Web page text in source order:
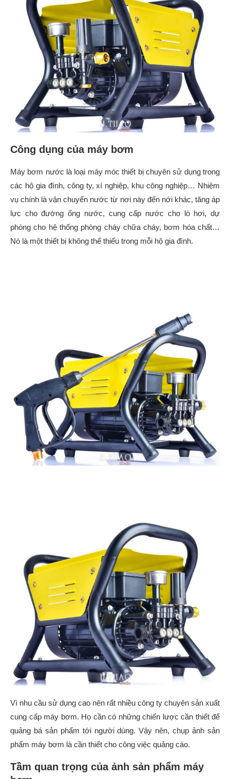
Công dụng của máy bơm
Máy bơm nước là loại máy móc thiết bị chuyên sử dụng trong
các hộ gia đình, công ty, xí nghiệp, khu công nghiệp… Nhiệm
vụ chính là vận chuyển nước từ nơi này đến nới khác, tăng áp
lực cho đường ống nước, cung cấp nước cho lò hơi, dự
phòng cho hệ thống phòng cháy chữa cháy, bơm hóa chất…
Nó là một thiết bị không thể thiếu trong mỗi hộ gia đình.
Vì nhu cầu sử dụng cao nên rất nhiều công ty chuyên sản xuất
cung cấp máy bơm. Họ cần có những chiến lược cần thiết để
quảng bá sản phẩm tới người dùng. Vậy nên, chụp ảnh sản
phẩm máy bơm là cần thiết cho công việc quảng cáo.
Tầm quan trọng của ảnh sản phẩm máy